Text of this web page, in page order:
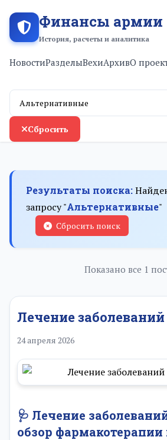
Финансы армии
История, расчеты и аналитика
НовостиРазделыВехиАрхивО
Сбросить
Результаты поиска:
запросу "Альтернативные"
Сбросить поиск
Показано все 1
Лечение
24 апреля 2026
🩺 Лечение
обзор